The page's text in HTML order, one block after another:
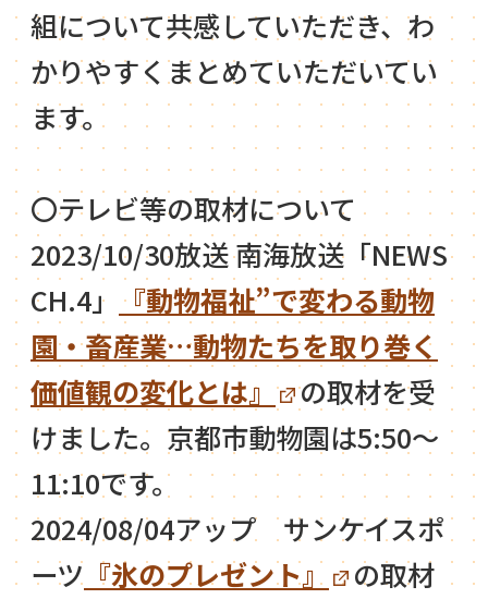
組について共感していただき、わ
かりやすくまとめていただいてい
ます。
〇テレビ等の取材について
2023/10/30放送 南海放送「NEWS
CH.4」 『動物福祉”で変わる動物
園・畜産業…動物たちを取り巻く
価値観の変化とは』
の取材を受
けました。京都市動物園は5:50～
11:10です。
2024/08/04アップ サンケイスポ
ーツ 『氷のプレゼント』
の取材